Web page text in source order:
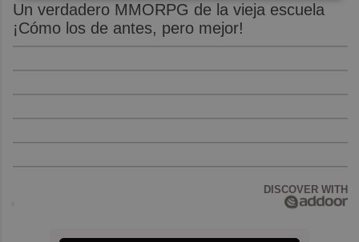
Un verdadero MMORPG de la vieja escuela
¡Cómo los de antes, pero mejor!
DISCOVER WITH